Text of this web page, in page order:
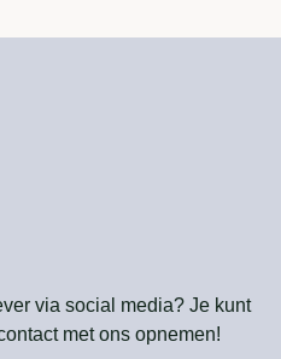
via social media? Je kunt
met ons opnemen!